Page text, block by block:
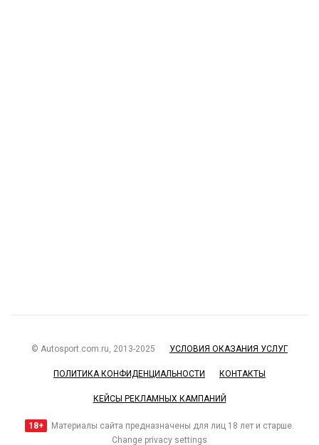
© Autosport.com.ru, 2013-2025 УСЛОВИЯ ОКАЗАНИЯ УСЛУГ
ПОЛИТИКА КОНФИДЕНЦИАЛЬНОСТИ КОНТАКТЫ
КЕЙСЫ РЕКЛАМНЫХ КАМПАНИЙ
18+
Материалы сайта предназначены для лиц 18 лет и старше.
Change privacy settings